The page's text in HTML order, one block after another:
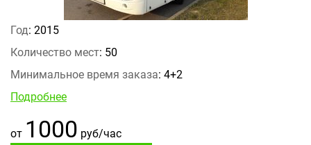
Год: 2015
Количество мест: 50
Минимальное время заказа: 4+2
Подробнее
от 1000 руб/час